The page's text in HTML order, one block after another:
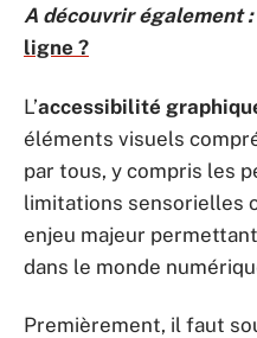
A découvrir également :
ligne ?
L’accessibilité
éléments visuels
par tous, y compris les
limitations sensorielles
enjeu majeur
dans le monde
Premièrement, il faut